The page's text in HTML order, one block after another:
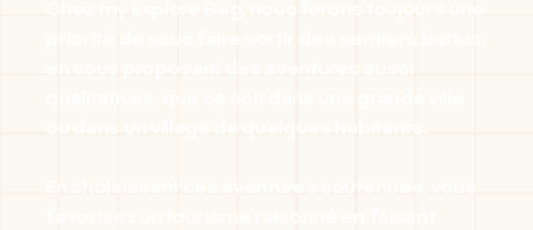
Chez my Explore Bag, nous ferons toujours une
priorité de vous faire sortir des sentiers battus,
en vous proposant des aventures aussi
qualitatives, que ce soit dans une grande ville
ou dans un village de quelques habitants.
En choisissant ces aventures soutenues, vous
favorisez un tourisme raisonné en faisant